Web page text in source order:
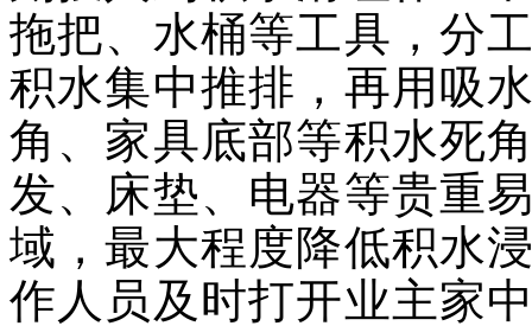
拖把、水桶等工具，分
积水集中推排，再用吸
角、家具底部等积水死
发、床垫、电器等贵重
域，最大程度降低积水
作人员及时打开业主家